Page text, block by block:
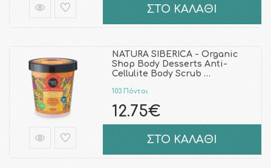
ΣΤΟ ΚΑΛΑΘΙ
NATURA SIBERICA - Organic
Shop Body Desserts Anti-
Cellulite Body Scrub …
103 Πόντοι
12.75€
ΣΤΟ ΚΑΛΑΘΙ